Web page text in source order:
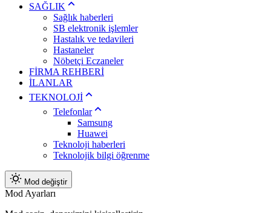
SAĞLIK
Sağlık haberleri
SB elektronik işlemler
Hastalık ve tedavileri
Hastaneler
Nöbetçi Eczaneler
FİRMA REHBERİ
İLANLAR
TEKNOLOJİ
Telefonlar
Samsung
Huawei
Teknoloji haberleri
Teknolojik bilgi öğrenme
Mod değiştir
Mod Ayarları